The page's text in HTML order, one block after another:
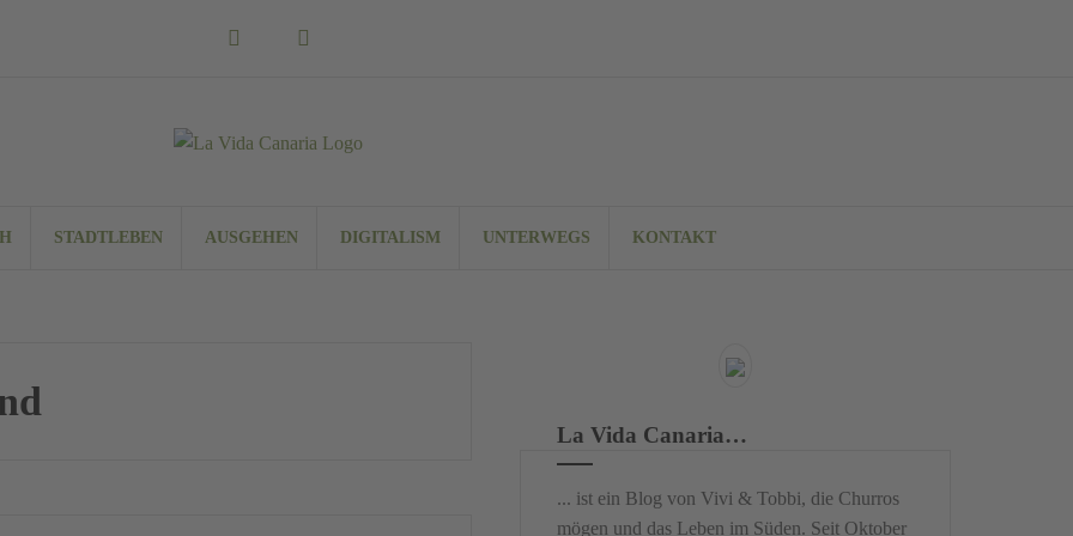
STADTLEBEN AUSGEHEN DIGITALISM UNTERWEGS KONTAKT
La Vida Canaria…
... ist ein Blog von Vivi & Tobbi, die Churros
mögen und das Leben im Süden. Seit Oktober